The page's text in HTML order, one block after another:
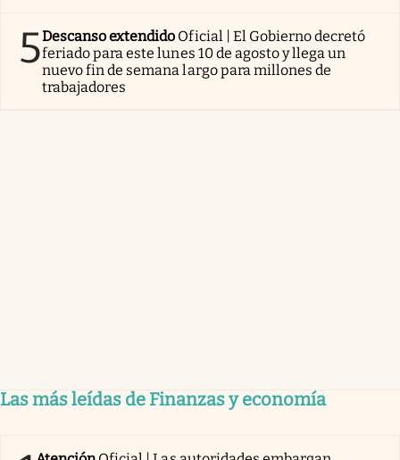
5Descanso extendido Oficial | El Gobierno decretó
feriado para este lunes 10 de agosto y llega un
nuevo fin de semana largo para millones de
trabajadores
Las más leídas de Finanzas y economía